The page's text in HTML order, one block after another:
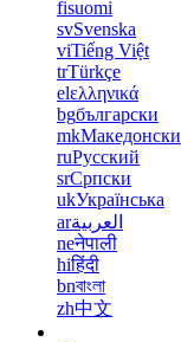
fisuomi
svSvenska
viTiếng Việt
trTürkçe
elελληνικά
bgбългарски
mkМакедонски
ruРусский
srСрпски
ukУкраїнська
arالعربية
neनेपाली
hiहिंदी
bnবাংলা
zh中文